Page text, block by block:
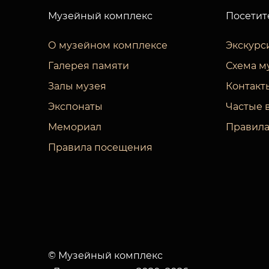
Музейный комплекс
О музейном комплексе
Галерея памяти
Залы музея
Экспонаты
Мемориал
Правила посещения
Схема
Частые
© Музейный комплекс